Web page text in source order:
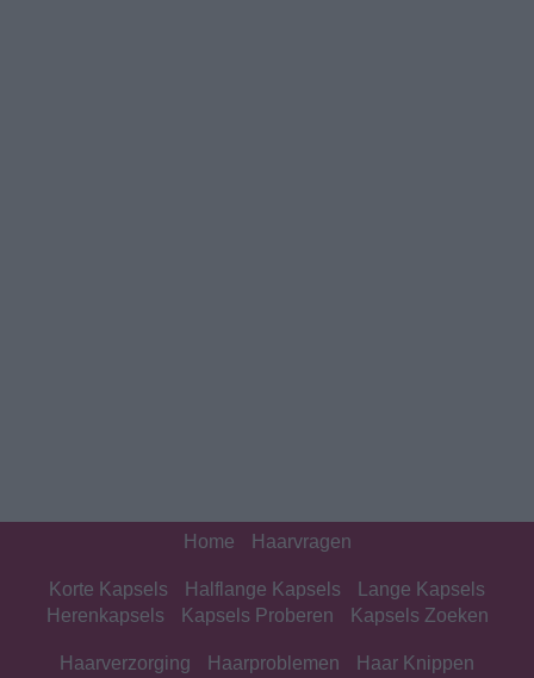
Home Haarvragen
Korte Kapsels Halflange Kapsels
Lange Kapsels
Herenkapsels
Kapsels Proberen Kapsels Zoeken
Haarverzorging Haarproblemen Haar Knippen